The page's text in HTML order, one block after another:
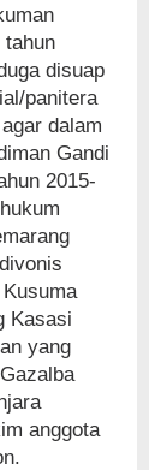
tahun
disuap
panitera
dalam
Gandi
2015-
Kasasi
yang
anggota